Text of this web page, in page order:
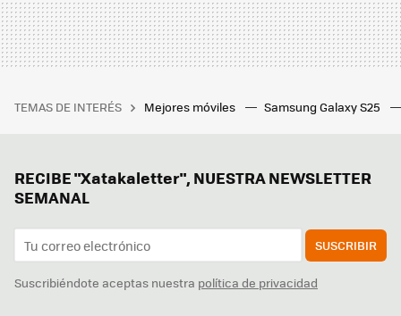
TEMAS DE INTERÉS Mejores móviles Samsung Galaxy S25
RECIBE "Xatakaletter", NUESTRA NEWSLETTER
SEMANAL
SUSCRIBIR
Suscribiéndote aceptas nuestra política de privacidad